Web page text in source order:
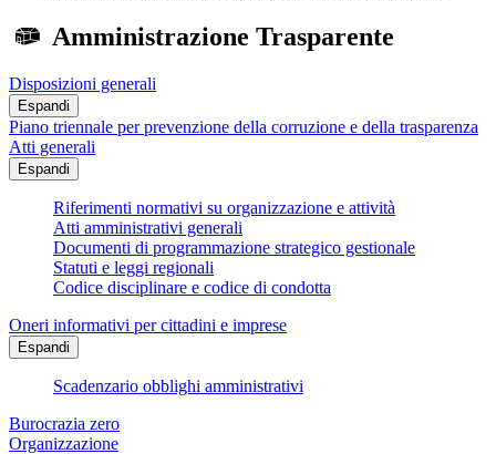
Amministrazione Trasparente
Disposizioni generali
Espandi
Piano triennale per prevenzione della corruzione e della trasparenza
Atti generali
Espandi
Riferimenti normativi su organizzazione e attività
Atti amministrativi generali
Documenti di programmazione strategico gestionale
Statuti e leggi regionali
Codice disciplinare e codice di condotta
Oneri informativi per cittadini e imprese
Espandi
Scadenzario obblighi amministrativi
Burocrazia zero
Organizzazione